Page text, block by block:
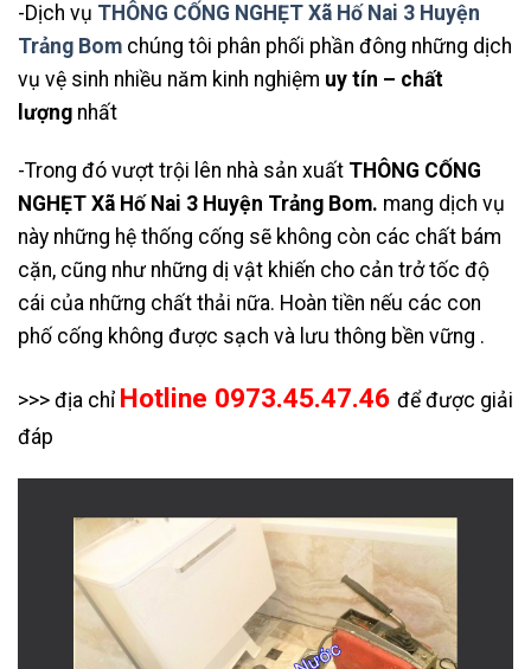
-Dịch vụ THÔNG CỐNG NGHẸT Xã Hố Nai 3 Huyện
Trảng Bom chúng tôi phân phối phần đông những dịch
vụ vệ sinh nhiều năm kinh nghiệm uy tín – chất
lượng nhất
-Trong đó vượt trội lên nhà sản xuất THÔNG CỐNG
NGHẸT Xã Hố Nai 3 Huyện Trảng Bom. mang dịch vụ
này những hệ thống cống sẽ không còn các chất bám
cặn, cũng như những dị vật khiến cho cản trở tốc độ
cái của những chất thải nữa. Hoàn tiền nếu các con
phố cống không được sạch và lưu thông bền vững .
>>> địa chỉ Hotline 0973.45.47.46 để được giải
đáp